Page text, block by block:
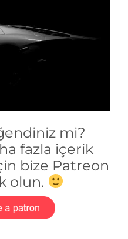
mi?
fazla içerik
bize Patreon
olun.